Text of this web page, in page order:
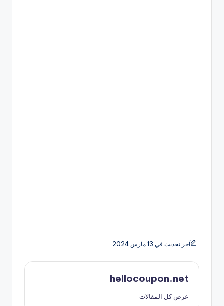
آخر تحديث في 13 مارس 2024
hellocoupon.net
عرض كل المقالات